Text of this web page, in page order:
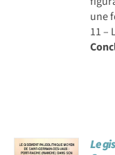
une
11 –
Le